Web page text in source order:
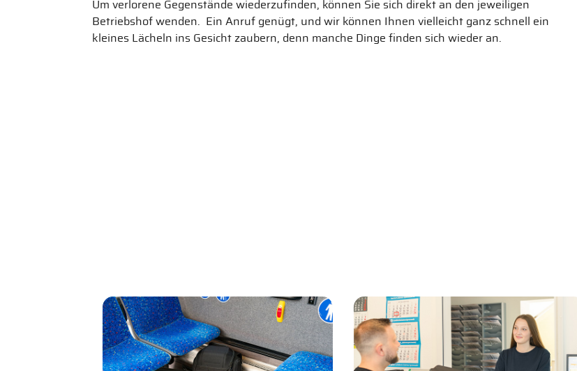
Um verlorene Gegenstände wiederzufinden, können Sie sich direkt an den jeweiligen
Betriebshof wenden. Ein Anruf genügt, und wir können Ihnen vielleicht ganz schnell ein
kleines Lächeln ins Gesicht zaubern, denn manche Dinge finden sich wieder an.